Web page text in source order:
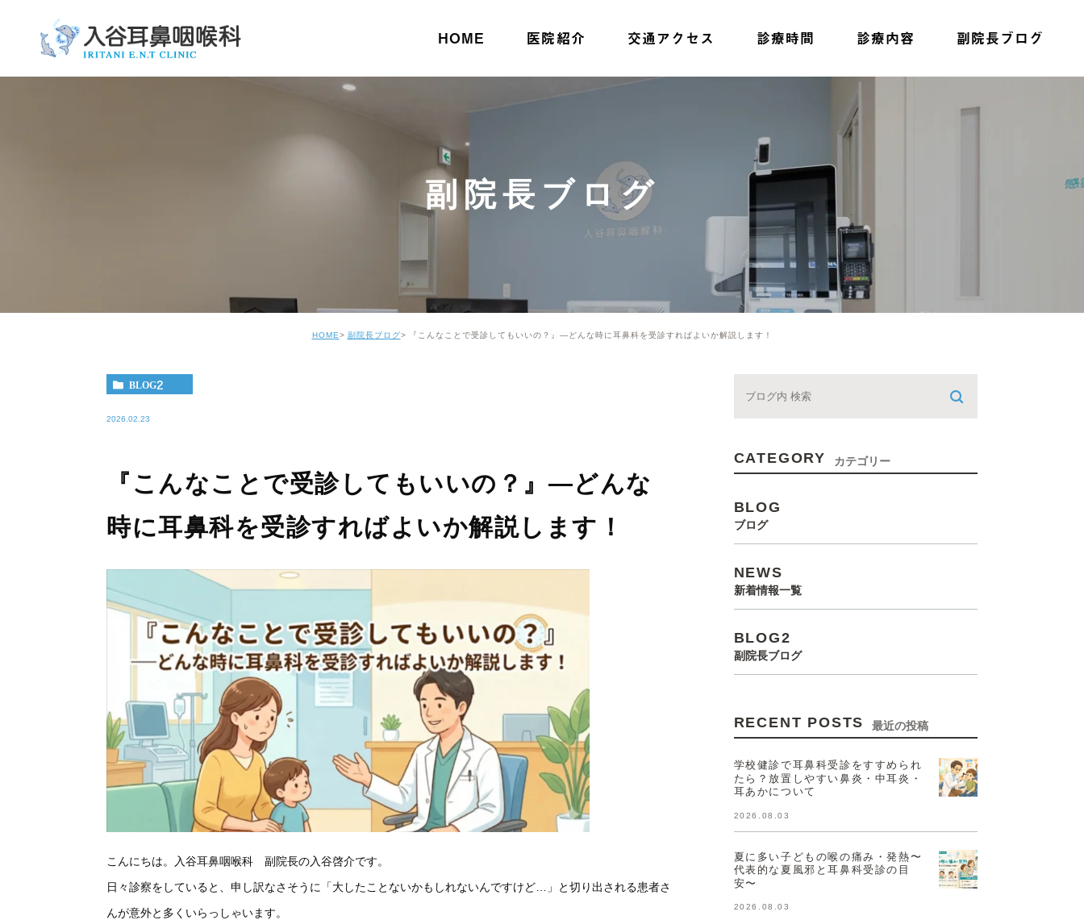
HOME 医院紹介 交通アクセス 診療時間 診療内容
鼻の症状
睡眠時無呼吸
症候群
副院長ブログ
副院長ブログ
HOME 副院長ブログ 『こんなことで受診してもいいの？』—どんな時に耳鼻科を受診すればよいか解説します！
BLOG2
2026.02.23
『こんなことで受診してもいいの？』—どんな
時に耳鼻科を受診すればよいか解説します！
こんにちは。入谷耳鼻咽喉科 副院長の入谷啓介です。
日々診察をしていると、申し訳なさそうに「大したことないかもしれないんですけど…」と切り出される患者さ
んが意外と多くいらっしゃいます。
CATEGORY カテゴリー
BLOG
ブログ
NEWS
新着情報一覧
BLOG2
副院長ブログ
RECENT POSTS 最近の投稿
学校健診で耳鼻科受診をすすめられ
たら？放置しやすい鼻炎・中耳炎・
耳あかについて
2026.08.03
夏に多い子どもの喉の痛み・発熱〜
代表的な夏風邪と耳鼻科受診の目
安〜
2026.08.03